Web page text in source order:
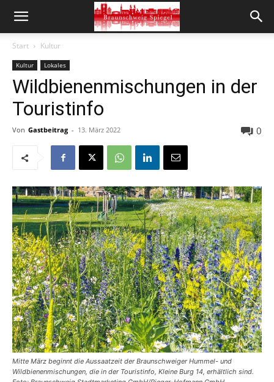
Start Kultur
Kultur Lokales
Wildbienenmischungen in der
Touristinfo
Von Gastbeitrag - 13. März 2022 0
Mitte März beginnt die Aussaatzeit der Braunschweiger Hummel- und
Wildbienenmischungen, die in der Touristinfo, Kleine Burg 14, erhältlich sind.